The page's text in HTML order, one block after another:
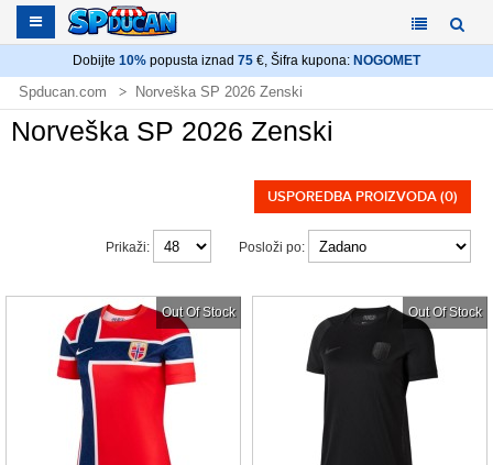
Dobijte 10% popusta iznad 75 €, Šifra kupona: NOGOMET
Spducan.com Norveška SP 2026 Zenski
Norveška SP 2026 Zenski
USPOREDBA PROIZVODA (0)
Posloži po:
Prikaži:
Out Of Stock Out Of Stock